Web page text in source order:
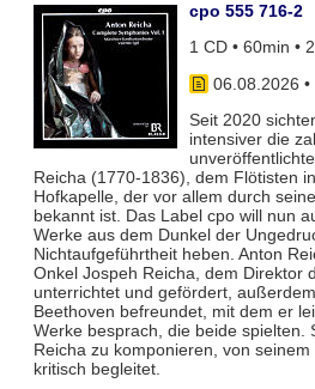
cpo 555 716-2
1 CD • 60min •
06.08.2026 •
Seit 2020
intensiver die
Reicha (1770-1836), dem Flötisten
Hofkapelle, der vor allem durch
bekannt ist. Das Label cpo will nun
Werke aus dem Dunkel der
Nichtaufgeführtheit heben. Anton
Onkel Jospeh Reicha, dem Direktor
unterrichtet und gefördert,
Beethoven befreundet, mit dem er
Werke besprach, die beide spielten.
Reicha zu komponieren, von
kritisch begleitet.